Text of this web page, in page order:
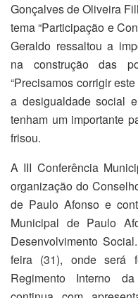
Gonçalves de Oliveira
tema “Participação e
Geraldo ressaltou a
na construção das
“Precisamos corrigir
a desigualdade social
tenham um importante
frisou.
A III Conferência
organização do
de Paulo Afonso e
Municipal de Paulo
Desenvolvimento
feira (31), onde será
Regimento Interno